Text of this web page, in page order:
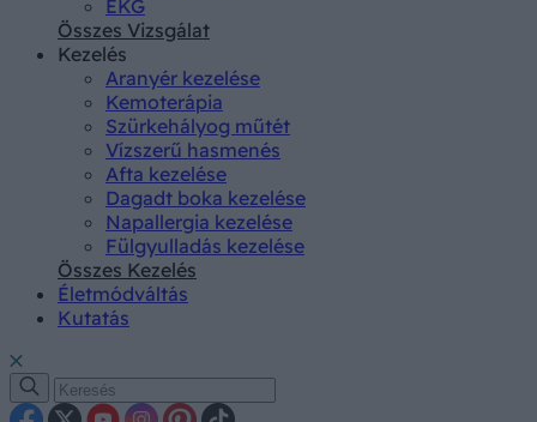
EKG
Összes Vizsgálat
Kezelés
Aranyér kezelése
Kemoterápia
Szürkehályog műtét
Vízszerű hasmenés
Afta kezelése
Dagadt boka kezelése
Napallergia kezelése
Fülgyulladás kezelése
Összes Kezelés
Életmódváltás
Kutatás